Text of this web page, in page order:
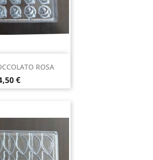
ROSA
€